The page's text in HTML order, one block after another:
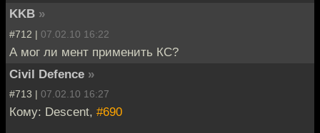
KKB »
#712 | 07.02.10 16:22
А мог ли мент применить КС?
Civil Defence »
#713 | 07.02.10 16:27
Кому: Descent, #690